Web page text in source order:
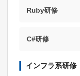
Ruby研修
C#研修
インフラ系研修